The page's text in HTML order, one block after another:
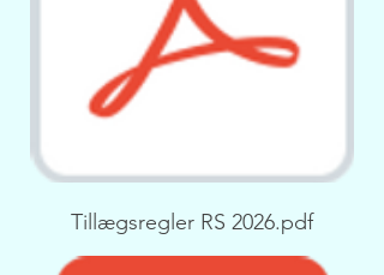
Tillægsregler RS 2026.pdf